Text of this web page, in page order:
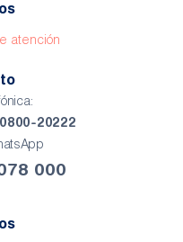
atención
20222
000​